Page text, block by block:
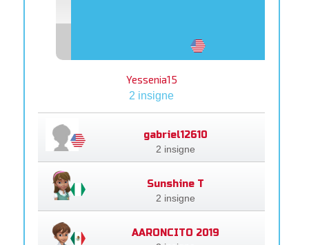
Yessenia15
2 insigne
gabriel12610
2 insigne
Sunshine T
2 insigne
AARONCITO 2019